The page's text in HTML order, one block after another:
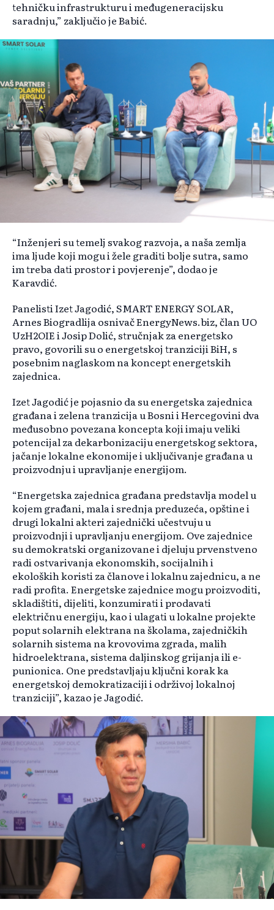
tehničku infrastrukturu i međugeneracijsku
saradnju,” zaključio je Babić.
“Inženjeri su temelj svakog razvoja, a naša zemlja
ima ljude koji mogu i žele graditi bolje sutra, samo
im treba dati prostor i povjerenje”, dodao je
Karavdić.
Panelisti Izet Jagodić, SMART ENERGY SOLAR,
Arnes Biogradlija osnivač EnergyNews.biz, član UO
UzH2OIE i Josip Dolić, stručnjak za energetsko
pravo, govorili su o energetskoj tranziciji BiH, s
posebnim naglaskom na koncept energetskih
zajednica.
Izet Jagodić je pojasnio da su energetska zajednica
građana i zelena tranzicija u Bosni i Hercegovini dva
međusobno povezana koncepta koji imaju veliki
potencijal za dekarbonizaciju energetskog sektora,
jačanje lokalne ekonomije i uključivanje građana u
proizvodnju i upravljanje energijom.
“Energetska zajednica građana predstavlja model u
kojem građani, mala i srednja preduzeća, opštine i
drugi lokalni akteri zajednički učestvuju u
proizvodnji i upravljanju energijom. Ove zajednice
su demokratski organizovane i djeluju prvenstveno
radi ostvarivanja ekonomskih, socijalnih i
ekoloških koristi za članove i lokalnu zajednicu, a ne
radi profita. Energetske zajednice mogu proizvoditi,
skladištiti, dijeliti, konzumirati i prodavati
električnu energiju, kao i ulagati u lokalne projekte
poput solarnih elektrana na školama, zajedničkih
solarnih sistema na krovovima zgrada, malih
hidroelektrana, sistema daljinskog grijanja ili e-
punionica. One predstavljaju ključni korak ka
energetskoj demokratizaciji i održivoj lokalnoj
tranziciji”, kazao je Jagodić.